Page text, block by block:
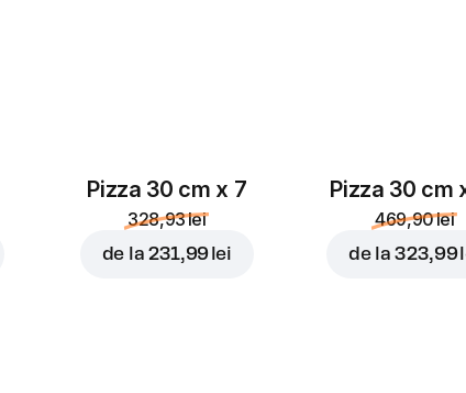
Pizza 30 cm x 7
328,93 lei
de la 231,99 lei
Pizza 30 cm
469,90 lei
de la323,99